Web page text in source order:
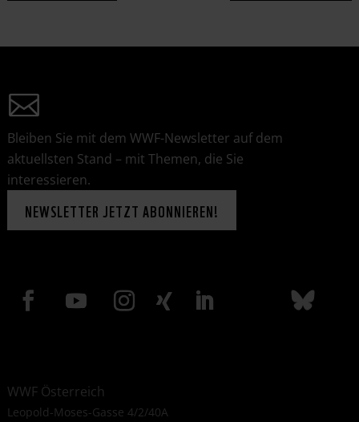
Bleiben Sie mit dem WWF-Newsletter auf dem
aktuellsten Stand – mit Themen, die Sie
interessieren.
NEWSLETTER JETZT ABONNIEREN!
WWF Österreich
Leopold-Moses-Gasse 4/2/40A